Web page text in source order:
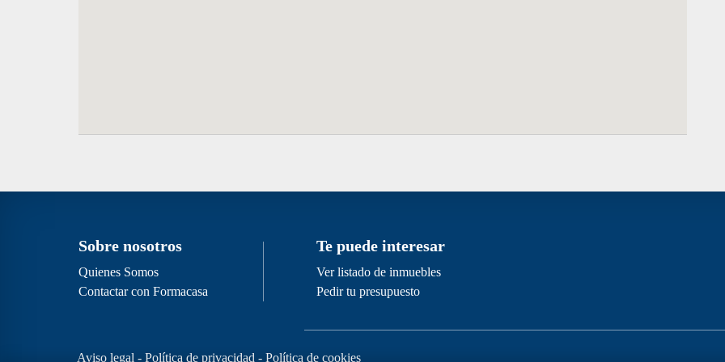
Sobre nosotros
Quienes Somos
Contactar con Formacasa
Te puede interesar
Ver listado de inmuebles
Pedir tu presupuesto
Aviso legal - Política de privacidad - Política de cookies